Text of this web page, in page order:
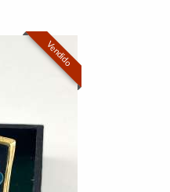
Vendido